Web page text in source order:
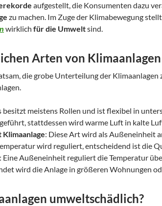
aufgestellt, die Konsumenten dazu
zu machen. Im Zuge der Klimabewegung
wirklich für die Umweltsind.
Arten von Klimaanlagen
die grobe Unterteilung der
besitzt meistens Rollen und ist flexibel in
stattdessen wird warme Luft in kalte
: Diese Art wird als Außeneinheit
wird reguliert, entscheidend ist die
: Eine Außeneinheit reguliert die Temperatur
wird die Anlage in größeren Wohnungen
umweltschädlich?